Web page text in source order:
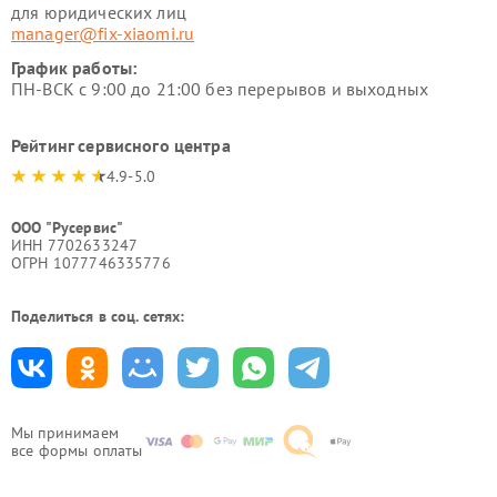
Мы принимаем
все формы оплаты
для юридических лиц
manager@fix-xiaomi.ru
График работы:
ПН-ВСК с 9:00 до 21:00 без перерывов и выходных
Рейтинг сервисного центра
4.9-5.0
ООО "Русервис"
ИНН 7702633247
ОГРН 1077746335776
Поделиться в соц. сетях: